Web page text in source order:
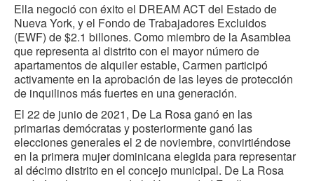
Ella negoció con éxito el DREAM ACT del Estado de
Nueva York, y el Fondo de Trabajadores Excluidos
(EWF) de $2.1 billones. Como miembro de la Asamblea
que representa al distrito con el mayor número de
apartamentos de alquiler estable, Carmen participó
activamente en la aprobación de las leyes de protección
de inquilinos más fuertes en una generación.
El 22 de junio de 2021, De La Rosa ganó en las
primarias demócratas y posteriormente ganó las
elecciones generales el 2 de noviembre, convirtiéndose
en la primera mujer dominicana elegida para representar
al décimo distrito en el concejo municipal. De La Rosa